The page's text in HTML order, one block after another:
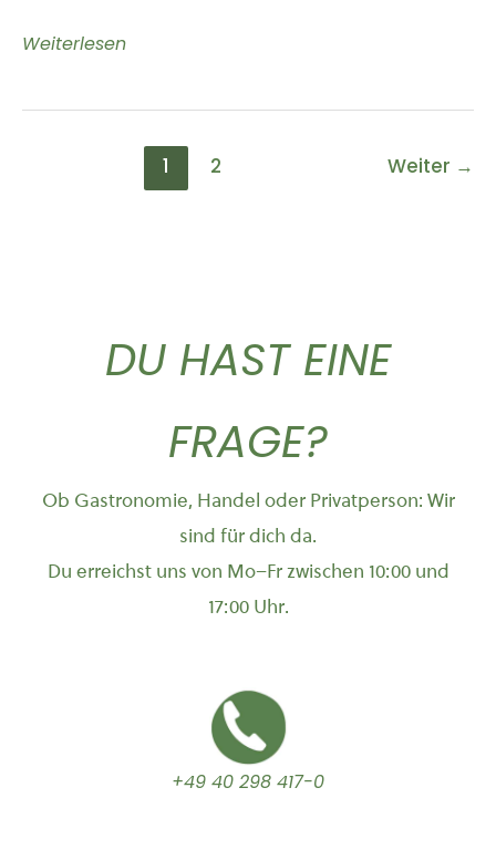
Sommer,
Rotwein
Weiterlesen
1 2 Weiter →
DU HAST EINE
FRAGE?
Ob Gastronomie, Handel oder Privatperson: Wir
sind für dich da.
Du erreichst uns von Mo–Fr zwischen 10:00 und
17:00 Uhr.
+49 40 298 417-0